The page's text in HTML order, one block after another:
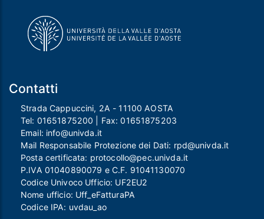
Contatti
Strada Cappuccini, 2A - 11100 AOSTA
Tel: 01651875200 | Fax:01651875203
Email: info@univda.it
Mail Responsabile Protezione dei Dati: rpd@univda.it
Posta certificata: protocollo@pec.univda.it
P.IVA 01040890079 e C.F. 91041130070
Codice Univoco Ufficio: UF2EU2
Nome ufficio: Uff_eFatturaPA
Codice IPA: uvdau_ao